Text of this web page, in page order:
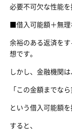
必要不可欠な性能を
■借入可能額＋無
余裕のある返済を
想です。
しかし、金融機関は
「この金額までな
という借入可能額を
すると、